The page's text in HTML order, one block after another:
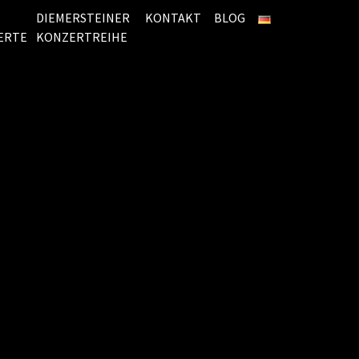
DIEMERSTEINER
KONZERTREIHE
KONTAKT BLOG